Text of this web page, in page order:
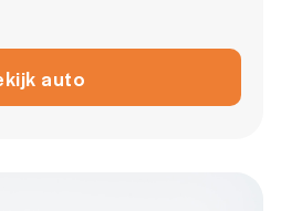
auto